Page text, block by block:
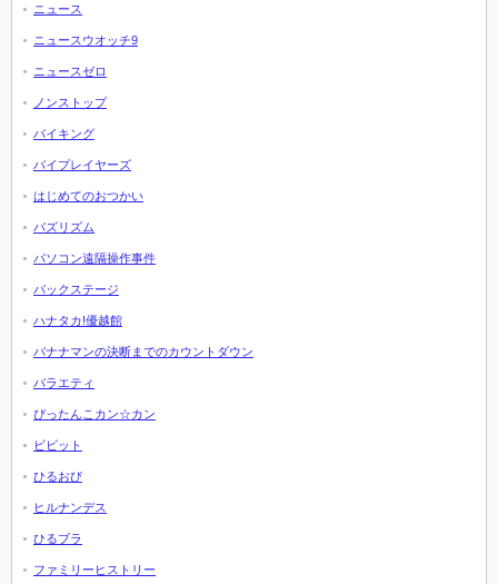
ニュース
ニュースウオッチ9
ニュースゼロ
ノンストップ
バイキング
バイプレイヤーズ
はじめてのおつかい
バズリズム
パソコン遠隔操作事件
バックステージ
ハナタカ!優越館
バナナマンの決断までのカウントダウン
バラエティ
ぴったんこカン☆カン
ビビット
ひるおび
ヒルナンデス
ひるブラ
ファミリーヒストリー